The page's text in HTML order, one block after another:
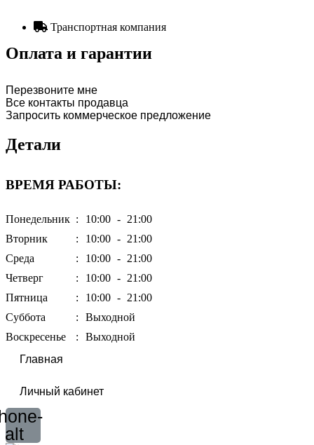
Транспортная компания
Оплата и гарантии
Перезвоните мне
Все контакты продавца
Запросить коммерческое предложение
Детали
ВРЕМЯ РАБОТЫ:
Понедельник : 10:00 - 21:00
Вторник
: 10:00 - 21:00
Среда
: 10:00 - 21:00
Четверг
: 10:00 - 21:00
Пятница
: 10:00 - 21:00
Суббота
:
Выходной
Воскресенье
:
Выходной
Главная
Личный кабинет
alt